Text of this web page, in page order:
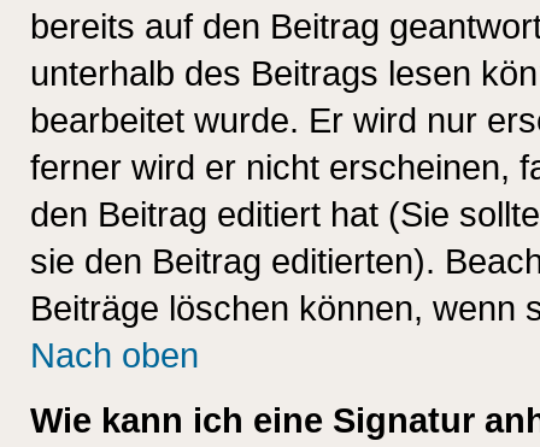
bereits auf den Beitrag
unterhalb des Beitrags lesen
bearbeitet wurde. Er wird nur
ferner wird er nicht erscheinen,
den Beitrag editiert hat (Sie
sie den Beitrag editierten).
Beiträge löschen können, wenn
Nach oben
Wie kann ich eine Signatur